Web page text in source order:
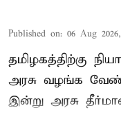
Published on: 06 Aug
தமிழகத்திற்கு
அரசு வழங்க
இன்று அரசு